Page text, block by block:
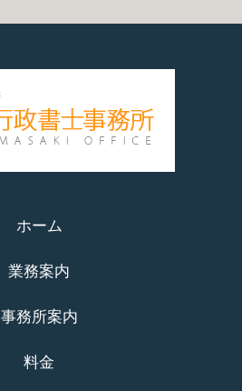
ホーム
業務案内
事務所案内
料金